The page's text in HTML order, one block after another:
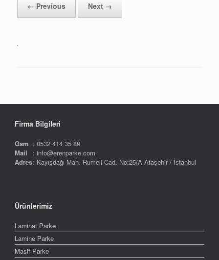
← Previous Next →
Firma Bilgileri
Gsm : 0532 414 35 89
Mail
: info@erenparke.com
Adres: Kayışdağı Mah. Rumeli Cad. No:25/A Ataşehir / İstanbul
Ürünlerimiz
Laminat Parke
Lamine Parke
Masif Parke